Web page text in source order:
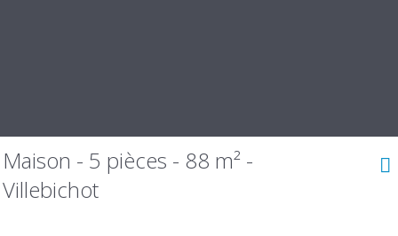
Maison - 5 pièces - 88 m² -
Villebichot